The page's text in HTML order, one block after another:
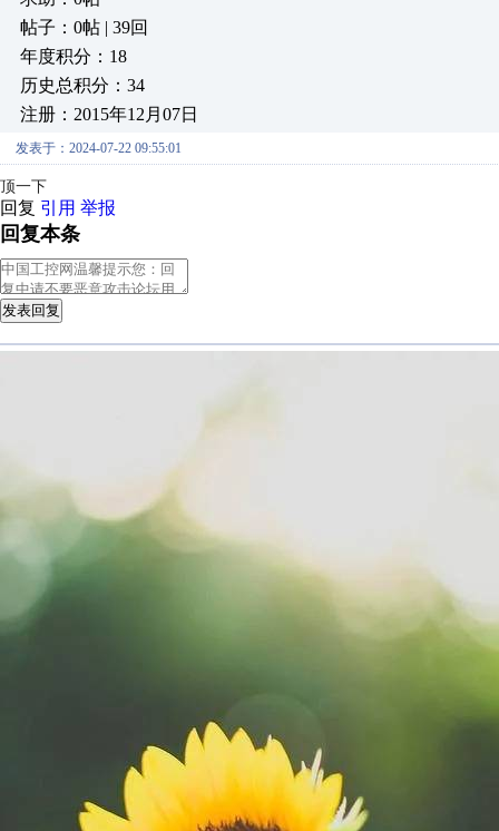
帖子：0帖 | 39回
年度积分：18
历史总积分：34
注册：2015年12月07日
发表于：2024-07-22 09:55:01
顶一下
回复 引用 举报
回复本条
发表回复